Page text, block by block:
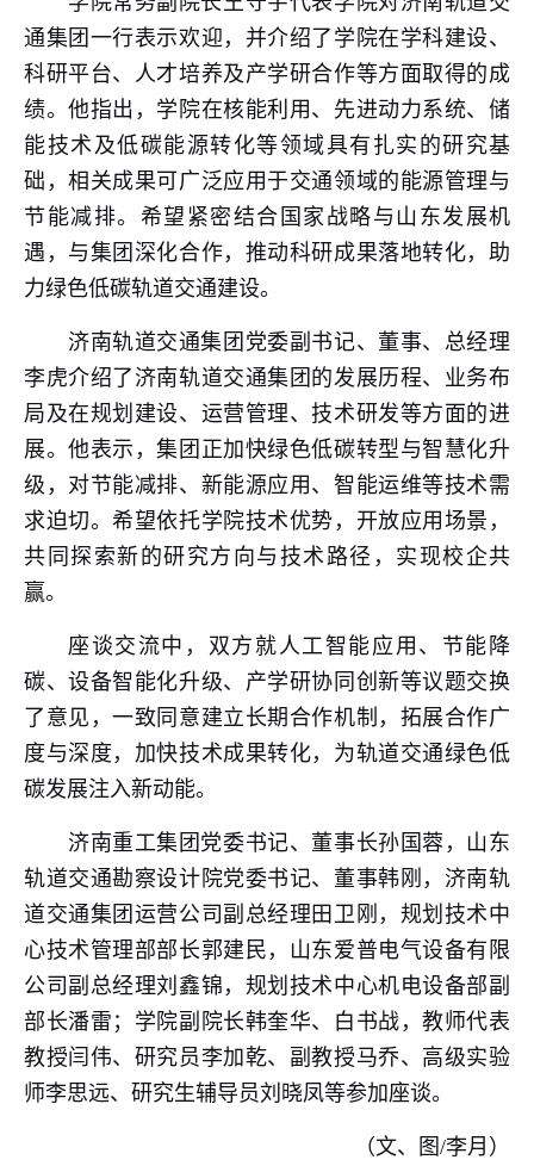
通集团一行表示欢迎，并介绍了学院在学科建设、
科研平台、人才培养及产学研合作等方面取得的成
绩。他指出，学院在核能利用、先进动力系统、储
能技术及低碳能源转化等领域具有扎实的研究基
础，相关成果可广泛应用于交通领域的能源管理与
节能减排。希望紧密结合国家战略与山东发展机
遇，与集团深化合作，推动科研成果落地转化，助
力绿色低碳轨道交通建设。
济南轨道交通集团党委副书记、董事、总经理
李虎介绍了济南轨道交通集团的发展历程、业务布
局及在规划建设、运营管理、技术研发等方面的进
展。他表示，集团正加快绿色低碳转型与智慧化升
级，对节能减排、新能源应用、智能运维等技术需
求迫切。希望依托学院技术优势，开放应用场景，
共同探索新的研究方向与技术路径，实现校企共
赢。
座谈交流中，双方就人工智能应用、节能降
碳、设备智能化升级、产学研协同创新等议题交换
了意见，一致同意建立长期合作机制，拓展合作广
度与深度，加快技术成果转化，为轨道交通绿色低
碳发展注入新动能。
济南重工集团党委书记、董事长孙国蓉，山东
轨道交通勘察设计院党委书记、董事韩刚，济南轨
道交通集团运营公司副总经理田卫刚，规划技术中
心技术管理部部长郭建民，山东爱普电气设备有限
公司副总经理刘鑫锦，规划技术中心机电设备部副
部长潘雷；学院副院长韩奎华、白书战，教师代表
教授闫伟、研究员李加乾、副教授马乔、高级实验
师李思远、研究生辅导员刘晓凤等参加座谈。
（文、图/李月）